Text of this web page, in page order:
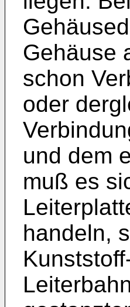
Gehäuse
schon
oder
und dem
muß es
handeln,